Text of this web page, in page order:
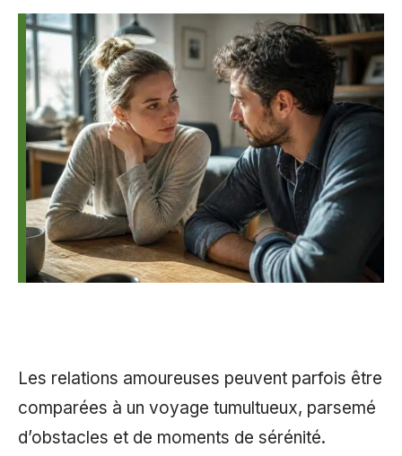
Les relations amoureuses peuvent parfois être
comparées à un voyage tumultueux, parsemé
d’obstacles et de moments de sérénité.